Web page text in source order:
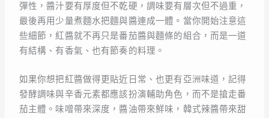
彈性，醬汁要有厚度但不乾硬，調味要有層次但不過重，
最後再用少量煮麵水把麵與醬連成一體。當你開始注意這
些細節，紅醬就不再只是番茄醬與麵條的組合，而是一道
有結構、有香氣、也有節奏的料理。
如果你想把紅醬做得更貼近日常、也更有亞洲味道，記得
發酵調味與辛香元素都應該扮演輔助角色，而不是搶走番
茄主體。味噌帶來深度，醬油帶來鮮味，韓式辣醬帶來甜